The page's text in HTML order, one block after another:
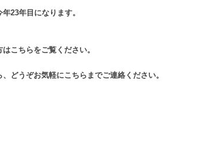
23年目になります。
こちらをご覧ください。
どうぞお気軽にこちらまでご連絡ください。